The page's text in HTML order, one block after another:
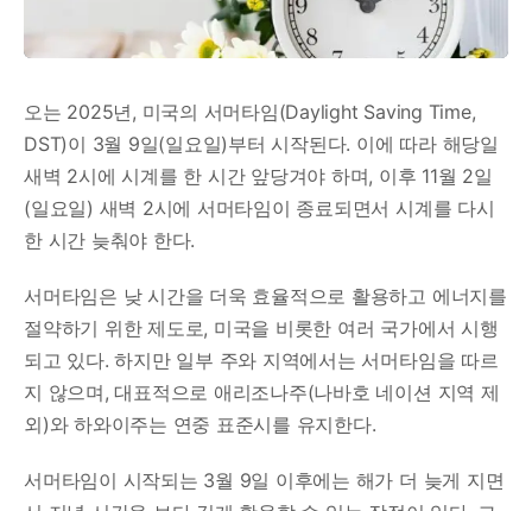
오는 2025년, 미국의 서머타임(Daylight Saving Time,
DST)이 3월 9일(일요일)부터 시작된다. 이에 따라 해당일
새벽 2시에 시계를 한 시간 앞당겨야 하며, 이후 11월 2일
(일요일) 새벽 2시에 서머타임이 종료되면서 시계를 다시
한 시간 늦춰야 한다.
서머타임은 낮 시간을 더욱 효율적으로 활용하고 에너지를
절약하기 위한 제도로, 미국을 비롯한 여러 국가에서 시행
되고 있다. 하지만 일부 주와 지역에서는 서머타임을 따르
지 않으며, 대표적으로 애리조나주(나바호 네이션 지역 제
외)와 하와이주는 연중 표준시를 유지한다.
서머타임이 시작되는 3월 9일 이후에는 해가 더 늦게 지면